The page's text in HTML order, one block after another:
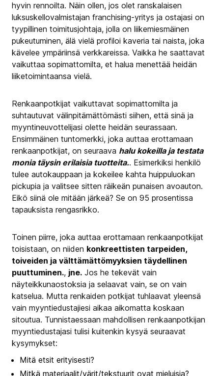
hyvin rennoilta. Näin ollen, jos olet ranskalaisen
luksuskellovalmistajan franchising-yritys ja ostajasi on
tyypillinen toimitusjohtaja, jolla on liikemiesmäinen
pukeutuminen, älä vielä profiloi kaveria tai naista, joka
kävelee ympäriinsä verkkareissa. Vaikka he saattavat
vaikuttaa sopimattomilta, et halua menettää heidän
liiketoimintaansa vielä.
Renkaanpotkijat vaikuttavat sopimattomilta ja
suhtautuvat välinpitämättömästi siihen, että sinä ja
myyntineuvottelijasi olette heidän seurassaan.
Ensimmäinen tuntomerkki, joka auttaa erottamaan
renkaanpotkijat, on seuraava halu kokeilla ja testata
monia täysin erilaisia tuotteita.. Esimerkiksi henkilö
tulee autokauppaan ja kokeilee kahta huippuluokan
pickupia ja valitsee sitten räikeän punaisen avoauton.
Eikö siinä ole mitään järkeä? Se on 95 prosentissa
tapauksista rengasrikko.
Toinen piirre, joka auttaa erottamaan renkaanpotkijat
toisistaan, on niiden konkreettisten tarpeiden,
toiveiden ja välttämättömyyksien täydellinen
puuttuminen., jne. Jos he tekevät vain
näyteikkunaostoksia ja selaavat vain, se on vain
katselua. Mutta renkaiden potkijat tuhlaavat yleensä
vain myyntiedustajiesi aikaa aikomatta koskaan
sitoutua. Tunnistaessaan mahdollisen renkaanpotkijan
myyntiedustajasi tulisi kuitenkin kysyä seuraavat
kysymykset:
Mitä etsit erityisesti?
Mitkä materiaalit/värit/tekstuurit ovat mieluisia?